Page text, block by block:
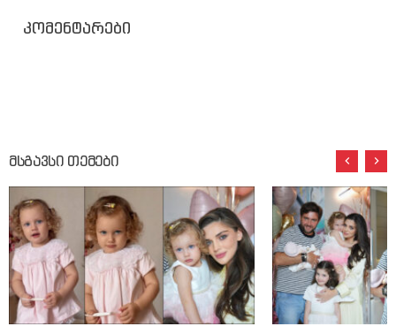
კომენტარები
მსგავსი თემები